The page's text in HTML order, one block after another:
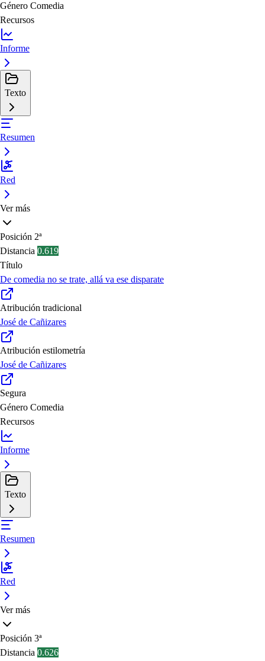
Género Comedia
Recursos
Informe
Texto
Resumen
Red
Ver más
Posición 2ª
Distancia 0.619
Título
De comedia no se trate, allá va ese disparate
Atribución tradicional
José de Cañizares
Atribución estilometría
José de Cañizares
Segura
Género Comedia
Recursos
Informe
Texto
Resumen
Red
Ver más
Posición 3ª
Distancia 0.626